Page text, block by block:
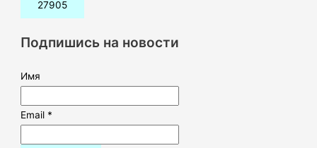
:Подпишись на новости
Имя
Email *